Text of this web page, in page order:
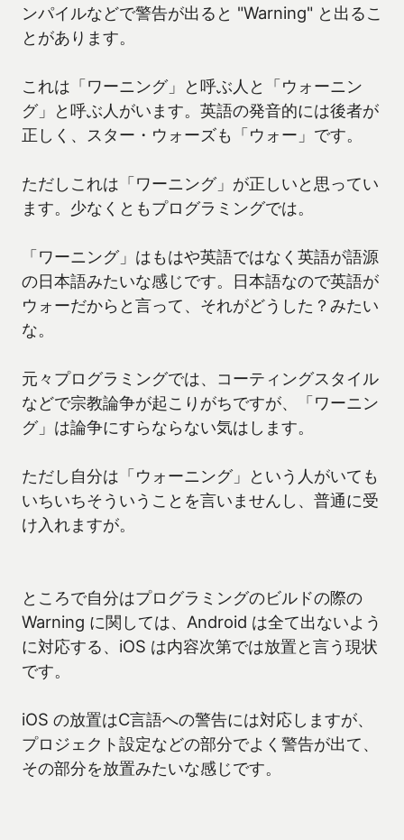
ンパイルなどで警告が出ると "Warning" と出るこ
とがあります。
これは「ワーニング」と呼ぶ人と「ウォーニン
グ」と呼ぶ人がいます。英語の発音的には後者が
正しく、スター・ウォーズも「ウォー」です。
ただしこれは「ワーニング」が正しいと思ってい
ます。少なくともプログラミングでは。
「ワーニング」はもはや英語ではなく英語が語源
の日本語みたいな感じです。日本語なので英語が
ウォーだからと言って、それがどうした？みたい
な。
元々プログラミングでは、コーティングスタイル
などで宗教論争が起こりがちですが、「ワーニン
グ」は論争にすらならない気はします。
ただし自分は「ウォーニング」という人がいても
いちいちそういうことを言いませんし、普通に受
け入れますが。
ところで自分はプログラミングのビルドの際の
Warning に関しては、Android は全て出ないよう
に対応する、iOS は内容次第では放置と言う現状
です。
iOS の放置はC言語への警告には対応しますが、
プロジェクト設定などの部分でよく警告が出て、
その部分を放置みたいな感じです。